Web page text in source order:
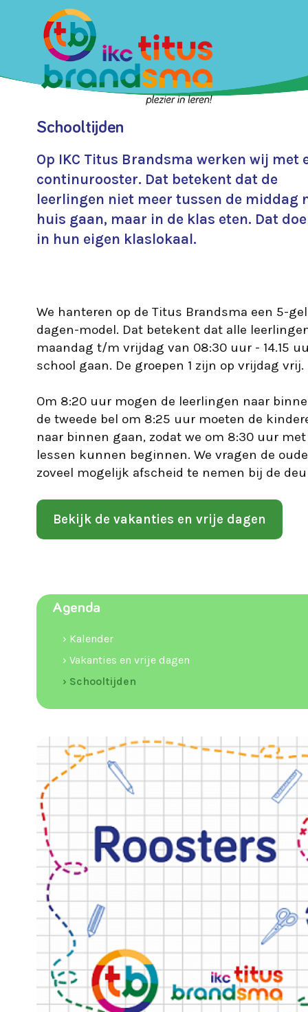
Schooltijden
Op IKC Titus Brandsma werken wij met
continurooster. Dat betekent dat de
leerlingen niet meer tussen de middag
huis gaan, maar in de klas eten. Dat
in hun eigen klaslokaal.
We hanteren op de Titus Brandsma een 5-
dagen-model. Dat betekent dat alle
maandag t/m vrijdag van 08:30 uur - 14.15
school gaan. De groepen 1 zijn op vrijdag vrij.
Om 8:20 uur mogen de leerlingen naar
de tweede bel om 8:25 uur moeten de
naar binnen gaan, zodat we om 8:30 uur
lessen kunnen beginnen. We vragen de
zoveel mogelijk afscheid te nemen bij de
Bekijk de vakanties en vrije dagen
Agenda
› Kalender
› Vakanties en vrije dagen
› Schooltijden